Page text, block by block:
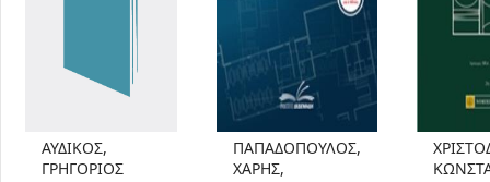
ΑΥΔΙΚΟΣ,
ΓΡΗΓΟΡΙΟΣ
ΠΑΠΑΔΟΠΟΥΛΟΣ,
ΧΑΡΗΣ,